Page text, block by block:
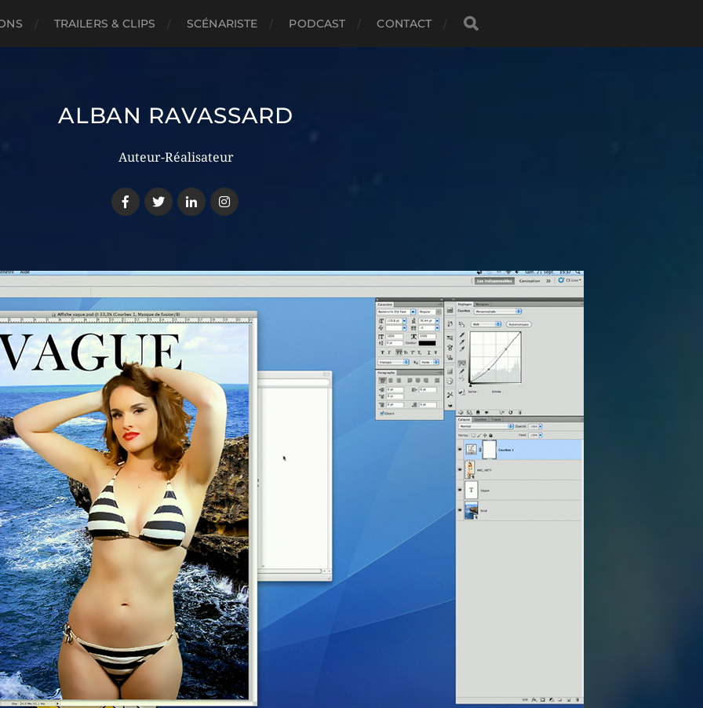
TRAILERS & CLIPS SCÉNARISTE PODCAST CONTACT
ALBAN RAVASSARD
Auteur-Réalisateur